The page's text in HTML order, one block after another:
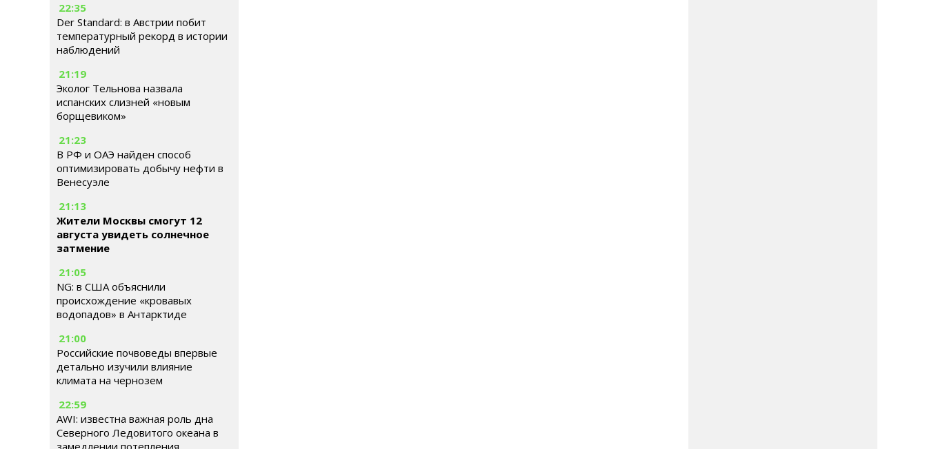
22:35
Der Standard: в Австрии побит
температурный рекорд в истории
наблюдений
21:19
Эколог Тельнова назвала
испанских слизней «новым
борщевиком»
21:23
В РФ и ОАЭ найден способ
оптимизировать добычу нефти в
Венесуэле
21:13
Жители Москвы смогут 12
августа увидеть солнечное
затмение
21:05
NG: в США объяснили
происхождение «кровавых
водопадов» в Антарктиде
21:00
Российские почвоведы впервые
детально изучили влияние
климата на чернозем
22:59
AWI: известна важная роль дна
Северного Ледовитого океана в
замедлении потепления